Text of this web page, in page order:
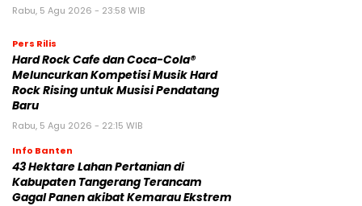
Rabu, 5 Agu 2026 - 23:58 WIB
Pers Rilis
Hard Rock Cafe dan Coca-Cola®
Meluncurkan Kompetisi Musik Hard
Rock Rising untuk Musisi Pendatang
Baru
Rabu, 5 Agu 2026 - 22:15 WIB
Info Banten
43 Hektare Lahan Pertanian di
Kabupaten Tangerang Terancam
Gagal Panen akibat Kemarau Ekstrem